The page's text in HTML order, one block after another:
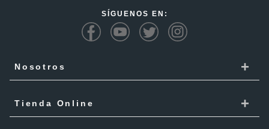
SÍGUENOS EN:
Nosotros +
Responsabilidad Social
Tienda Online +